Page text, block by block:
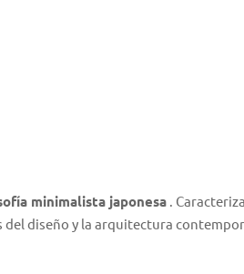
minimalista japonesa .
del diseño y la arquitectura